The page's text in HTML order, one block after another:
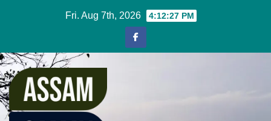
Fri. Aug 7th, 2026 4:12:27 PM